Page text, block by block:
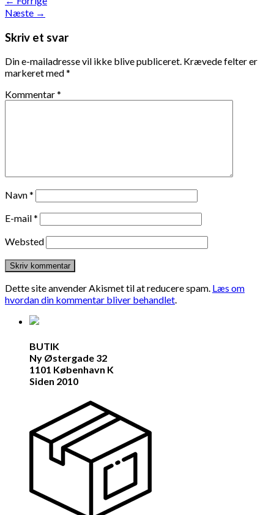
Næste →
Skriv et svar
Din e-mailadresse vil ikke blive publiceret. Krævede felter er
markeret med*
Kommentar*
Navn*
E-mail*
Websted
Dette site anvender Akismet til at reducere spam. Læs om
hvordan din kommentar bliver behandlet.
BUTIK
Ny Østergade 32
1101 København K
Siden 2010